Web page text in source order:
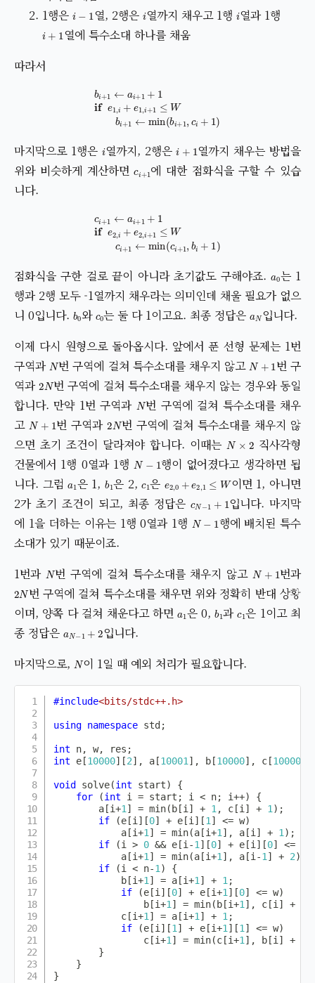
1행은
열, 2행은 열까지 채우고 1행 열과 1행
열에 특수소대 하나를 채움
따라서
if 1, +e + 1≤
마지막으로 1행은 열까지, 2행은
열까지 채우는 방법을
위와 비슷하게 계산하면
1
에 대한 점화식을 구할 수 있습
니다.
if 2, +e + 1
점화식을 구한 걸로 끝이 아니라 초기값도 구해야죠. 0
는 1
행과 2행 모두 -1열까지 채우라는 의미인데 채울 필요가 없으
니 0입니다.
0
와 0
는 둘 다 1이고요. 최종 정답은 N
입니다.
이제 다시 원형으로 돌아옵시다. 앞에서 푼 선형 문제는 1번
구역과 번 구역에 걸쳐 특수소대를 채우지 않고
번 구
역과
번 구역에 걸쳐 특수소대를 채우지 않는 경우와 동일
합니다. 만약 1번 구역과
번 구역에 걸쳐 특수소대를 채우
고
번 구역과
번 구역에 걸쳐 특수소대를 채우지 않
으면 초기 조건이 달라져야 합니다. 이때는
직사각형
건물에서 1행 0열과 1행
행이 없어졌다고 생각하면 됩
니다. 그럼 은 1, 1
은 2, 은
이면 1, 아니면
2가 초기 조건이 되고, 최종 정답은
입니다. 마지막
에 1을 더하는 이유는 1행 0열과 1행
행에 배치된 특수
소대가 있기 때문이죠.
1번과
번 구역에 걸쳐 특수소대를 채우지 않고 번과
번 구역에 걸쳐 특수소대를 채우면 위와 정확히 반대 상황
이며, 양쪽 다 걸쳐 채운다고 하면 은 0, 과 은 1이고 최
종 정답은
입니다.
마지막으로,
이 1일 때 예외 처리가 필요합니다.
#include<bits/stdc++.h>
using namespace std ;
int n, w, res ;
int e[10000] [2] , a[10001] , b[10000] , c[10000
void solve(int start)
{
for
(int i = start ; i < n; i++)
{
        a
[i+1] = min( b[i] + 1, c[i] + 1) ;
if
(e[i] [0] + e[i] [1] <= w)
            a
[i+1] = min(a[i+1] , a[i] + 1) ;
if
(i > 0 && e[i-1] [0] + e[i] [0] <= w
            a
[i+1] = min(a[i+1] , a[i-1] + 2)
if
(i < n-1)
{
            b
[i+1] = a[i+1] + 1;
if
(e[i] [0] + e[i+1] [0] <= w)
                b
[i+1] = min( b[i+1] , c[i] +
            c
[i+1] = a[i+1] + 1;
if
(e[i] [1] + e[i+1] [1] <= w)
                c
[i+1] = min(c[i+1] , b[i] +
}
}
}